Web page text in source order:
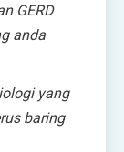
GERD
anda
yang
baring